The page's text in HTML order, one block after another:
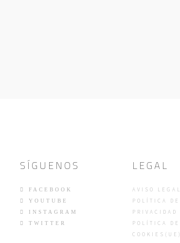
SÍGUENOS
FACEBOOK
YOUTUBE
INSTAGRAM
TWITTER
LEGAL
AVISO LEGAL
POLÍTICA DE
PRIVACIDAD
POLÍTICA DE
COOKIES(UE)